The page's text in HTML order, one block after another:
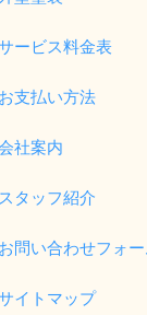
ービス料金表
支払い方法
社案内
タッフ紹介
問い合わせフォー
イトマップ